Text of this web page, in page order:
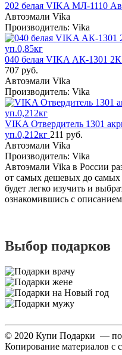
202 белая VIKA МЛ-1110
Автоэмали Vika
Производитель: Vika
040 белая VIKA АК-1301 2К
707 руб.
Автоэмали Vika
Производитель: Vika
VIKA Отвердитель 1301
уп.0,212кг 211 руб.
Автоэмали Vika
Производитель: Vika
Автоэмали Vika в России
от самых дешевых до
будет легко изучить и
ознакомившись с
Выбор подарков
© 2020 Купи Подарки —
Копирование материалов с